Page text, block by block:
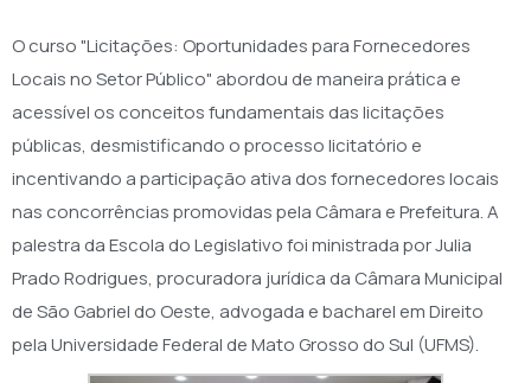
O curso "Licitações: Oportunidades para Fornecedores
Locais no Setor Público" abordou de maneira prática e
acessível os conceitos fundamentais das licitações
públicas, desmistificando o processo licitatório e
incentivando a participação ativa dos fornecedores locais
nas concorrências promovidas pela Câmara e Prefeitura. A
palestra da Escola do Legislativo foi ministrada por Julia
Prado Rodrigues, procuradora jurídica da Câmara Municipal
de São Gabriel do Oeste, advogada e bacharel em Direito
pela Universidade Federal de Mato Grosso do Sul (UFMS).